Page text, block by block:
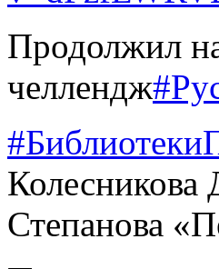
Продолжил
челлендж
Колесникова
Степанова